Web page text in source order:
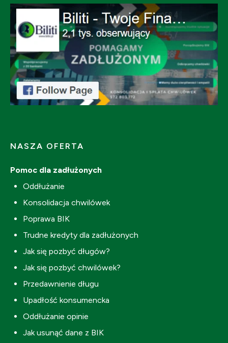
NASZA OFERTA
Pomoc dla zadłużonych
Oddłużanie
Konsolidacja chwilówek
Poprawa BIK
Trudne kredyty dla zadłużonych
Jak się pozbyć długów?
Jak się pozbyć chwilówek?
Przedawnienie długu
Upadłość konsumencka
Oddłużanie opinie
Jak usunąć dane z BIK